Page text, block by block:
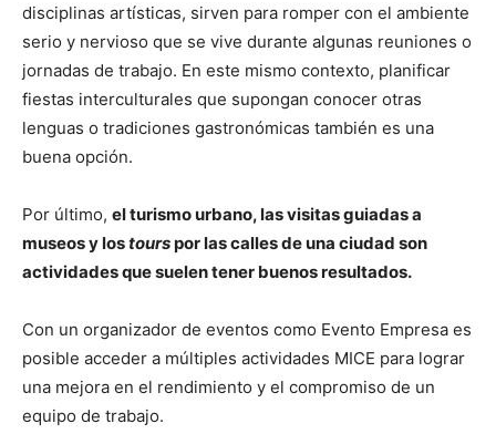
disciplinas artísticas, sirven para romper con el ambiente
serio y nervioso que se vive durante algunas reuniones o
jornadas de trabajo. En este mismo contexto, planificar
fiestas interculturales que supongan conocer otras
lenguas o tradiciones gastronómicas también es una
buena opción.
Por último, el turismo urbano, las visitas guiadas a
museos y lostourspor las calles de una ciudad son
actividades que suelen tener buenos resultados.
Con un organizador de eventos como Evento Empresa es
posible acceder a múltiples actividades MICE para lograr
una mejora en el rendimiento y el compromiso de un
equipo de trabajo.